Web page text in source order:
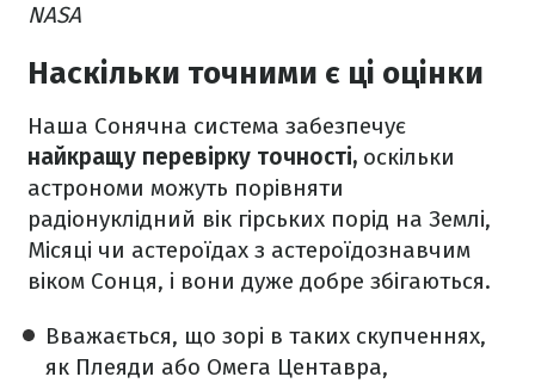
NASA
Наскільки точними є ці оцінки
Наша Сонячна система забезпечує
найкращу перевірку точності, оскільки
астрономи можуть порівняти
радіонуклідний вік гірських порід на Землі,
Місяці чи астероїдах з астероїдознавчим
віком Сонця, і вони дуже добре збігаються.
Вважається, що зорі в таких скупченнях,
як Плеяди або Омега Центавра,